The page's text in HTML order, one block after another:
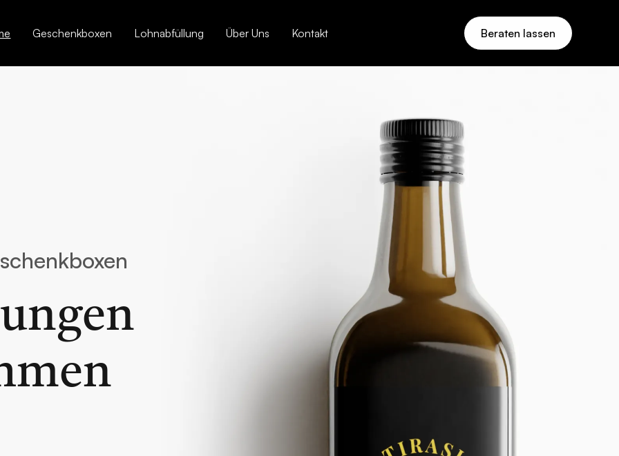
Geschenkboxen Lohnabfüllung Über Uns Kontakt Beraten lassen